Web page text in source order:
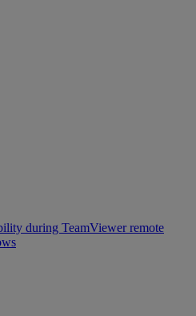
during TeamViewer remote